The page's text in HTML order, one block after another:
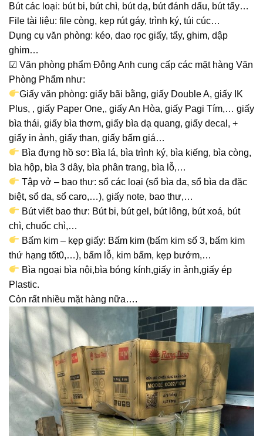
Bút các loại: bút bi, bút chì, bút dạ, bút đánh dấu, bút tẩy…
File tài liệu: file còng, kẹp rút gáy, trình ký, túi cúc…
Dụng cụ văn phòng: kéo, dao rọc giấy, tẩy, ghim, dập
ghim…
☑ Văn phòng phẩm Đông Anh cung cấp các mặt hàng Văn
Phòng Phẩm như:
Giấy văn phòng: giấy bãi bằng, giấy Double A, giấy IK
Plus, , giấy Paper One,, giấy An Hòa, giấy Pagi Tím,… giấy
bìa thái, giấy bìa thơm, giấy bìa dạ quang, giấy decal, +
giấy in ảnh, giấy than, giấy bấm giá…
Bìa đựng hồ sơ: Bìa lá, bìa trình ký, bìa kiếng, bìa còng,
bìa hộp, bìa 3 dây, bìa phân trang, bìa lỗ,…
Tập vở – bao thư: sổ các loại (sổ bìa da, sổ bìa da đặc
biệt, sổ da, sổ caro,…), giấy note, bao thư,…
Bút viết bao thư: Bút bi, bút gel, bút lông, bút xoá, bút
chì, chuốc chì,…
Bấm kim – kẹp giấy: Bấm kim (bấm kim số 3, bấm kim
thứ hạng tốt0,…), bấm lỗ, kim bấm, kẹp bướm,…
Bìa ngoại bìa nội,bìa bóng kính,giấy in ảnh,giấy ép
Plastic.
Còn rất nhiều mặt hàng nữa….